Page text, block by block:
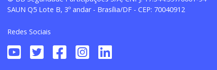
SAUN Q5 Lote B, 3º andar - Brasília/DF - CEP: 70040912
Redes Sociais